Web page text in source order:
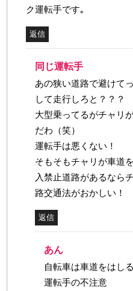
ク運転手です｡
返信
同じ運転手
あの狭い道路で避けて
して走行しろと？？？
大型乗ってるがチャリ
だわ（笑）
運転手は悪くない！
そもそもチャリが車道
入禁止道路があるなら
路交通法がおかしい！
返信
あん
自転車は車道をはしる
運転手の不注意